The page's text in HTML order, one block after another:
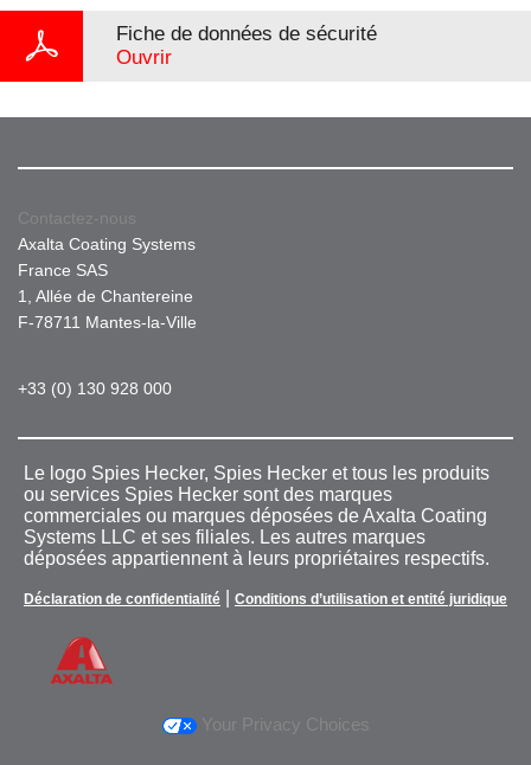
Fiche de données de sécurité
Ouvrir
Contactez-nous
Axalta Coating Systems
France SAS
1, Allée de Chantereine
F-78711 Mantes-la-Ville
+33 (0) 130 928 000
Le logo Spies Hecker, Spies Hecker et tous les produits
ou services Spies Hecker sont des marques
commerciales ou marques déposées de Axalta Coating
Systems LLC et ses filiales. Les autres marques
déposées appartiennent à leurs propriétaires respectifs.
Déclaration de confidentialité Conditions d’utilisation et entité juridique
Your Privacy Choices